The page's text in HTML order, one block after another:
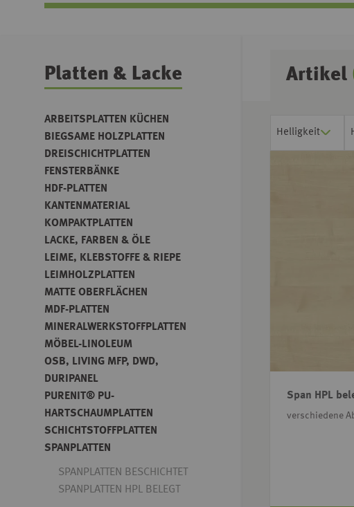
Artikel
Helligkeit
Span HPL
verschiedene
Platten & Lacke
ARBEITSPLATTEN KÜCHEN
BIEGSAME HOLZPLATTEN
DREISCHICHTPLATTEN
FENSTERBÄNKE
HDF-PLATTEN
KANTENMATERIAL
KOMPAKTPLATTEN
LACKE, FARBEN & ÖLE
LEIME, KLEBSTOFFE & RIEPE
LEIMHOLZPLATTEN
MATTE OBERFLÄCHEN
MDF-PLATTEN
MINERALWERKSTOFFPLATTEN
MÖBEL-LINOLEUM
OSB, LIVING MFP, DWD,
DURIPANEL
PURENIT® PU-
HARTSCHAUMPLATTEN
SCHICHTSTOFFPLATTEN
SPANPLATTEN
SPANPLATTEN BESCHICHTET
SPANPLATTEN HPL BELEGT